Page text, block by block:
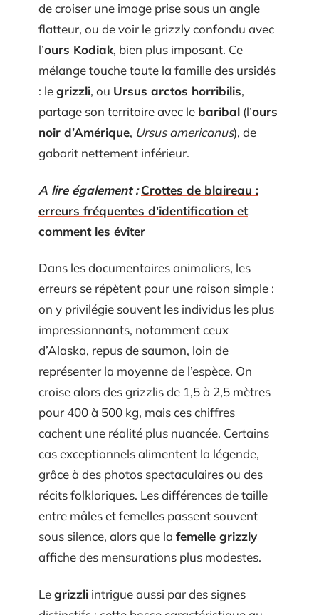
de croiser une image prise sous un angle
flatteur, ou de voir le grizzly confondu avec
l’ours Kodiak, bien plus imposant. Ce
mélange touche toute la famille des ursidés
: legrizzli, ou Ursus arctos horribilis,
partage son territoire avec le baribal (l’ours
noir d’Amérique, Ursus americanus), de
gabarit nettement inférieur.
A lire également : Crottes de blaireau :
erreurs fréquentes d'identification et
comment les éviter
Dans les documentaires animaliers, les
erreurs se répètent pour une raison simple :
on y privilégie souvent les individus les plus
impressionnants, notamment ceux
d’Alaska, repus de saumon, loin de
représenter la moyenne de l’espèce. On
croise alors des grizzlis de 1,5 à 2,5 mètres
pour 400 à 500 kg, mais ces chiffres
cachent une réalité plus nuancée. Certains
cas exceptionnels alimentent la légende,
grâce à des photos spectaculaires ou des
récits folkloriques. Les différences de taille
entre mâles et femelles passent souvent
sous silence, alors que la femelle grizzly
affiche des mensurations plus modestes.
Legrizzli intrigue aussi par des signes